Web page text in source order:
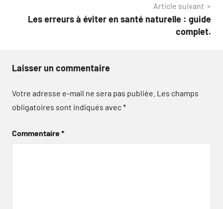
Article suivant
Les erreurs à éviter en santé naturelle : guide
complet.
Laisser un commentaire
Votre adresse e-mail ne sera pas publiée. Les champs
obligatoires sont indiqués avec*
Commentaire*